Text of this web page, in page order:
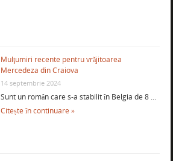
Mulţumiri recente pentru vrăjitoarea
Mercedeza din Craiova
14 septembrie 2024
Sunt un român care s-a stabilit în Belgia de 8 …
Citește în continuare »